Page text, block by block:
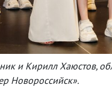
и Кирилл Хаюстов,
Новороссийск».